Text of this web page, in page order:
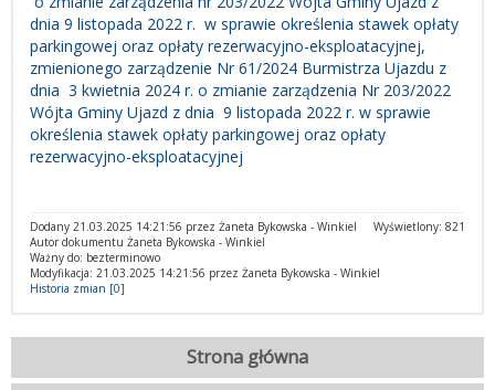
dnia 9 listopada 2022 r. w sprawie określenia stawek opłaty
parkingowej oraz opłaty rezerwacyjno-eksploatacyjnej,
zmienionego zarządzenie Nr 61/2024 Burmistrza Ujazdu z
dnia 3 kwietnia 2024 r. o zmianie zarządzenia Nr 203/2022
Wójta Gminy Ujazd z dnia 9 listopada 2022 r. w sprawie
określenia stawek opłaty parkingowej oraz opłaty
rezerwacyjno-eksploatacyjnej
Wyświetlony: 821
Dodany 21.03.2025 14:21:56 przez Żaneta Bykowska - Winkiel
Autor dokumentu Żaneta Bykowska - Winkiel
Ważny do: bezterminowo
Modyfikacja: 21.03.2025 14:21:56 przez Żaneta Bykowska - Winkiel
Historia zmian [0]
Strona główna